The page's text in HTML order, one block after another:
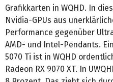
Grafikkarten in WQHD. In
Nvidia-GPUs aus
Performance gegenüber
AMD- und Intel-Pendants.
5070 Ti ist in WQHD
Radeon RX 9070 XT. In